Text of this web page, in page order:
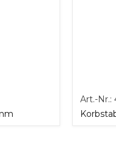
Art.-Nr.: